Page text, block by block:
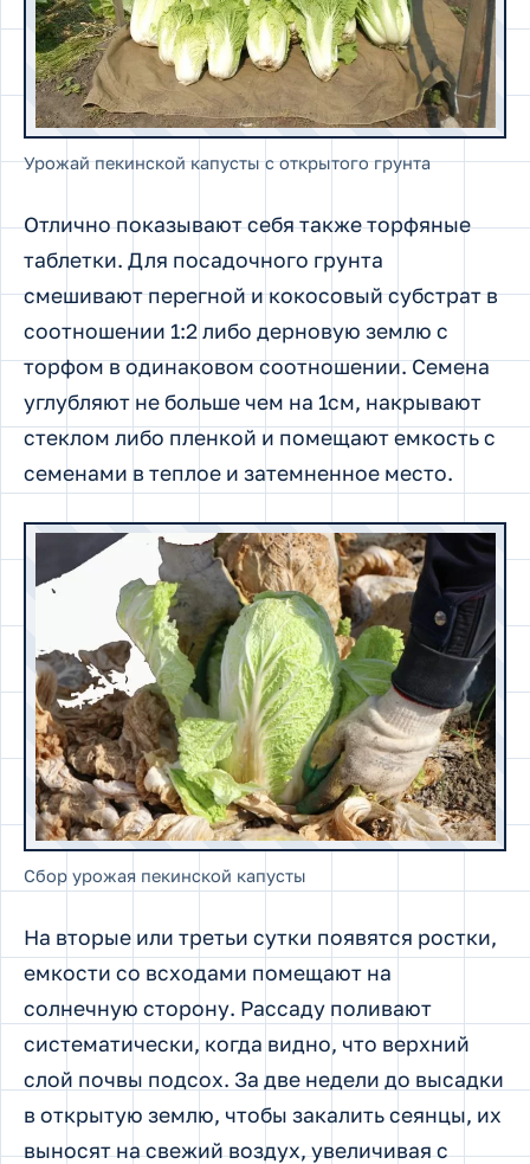
Урожай пекинской капусты с открытого грунта
Отлично показывают себя также торфяные
таблетки. Для посадочного грунта
смешивают перегной и кокосовый субстрат в
соотношении 1:2 либо дерновую землю с
торфом в одинаковом соотношении. Семена
углубляют не больше чем на 1см, накрывают
стеклом либо пленкой и помещают емкость с
семенами в теплое и затемненное место.
Сбор урожая пекинской капусты
На вторые или третьи сутки появятся ростки,
емкости со всходами помещают на
солнечную сторону. Рассаду поливают
систематически, когда видно, что верхний
слой почвы подсох. За две недели до высадки
в открытую землю, чтобы закалить сеянцы, их
выносят на свежий воздух, увеличивая с